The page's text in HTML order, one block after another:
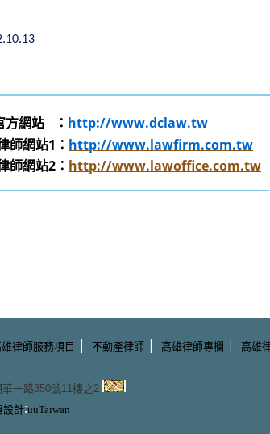
方網站 ： http://www.dclaw.tw
師網站1： http://www.lawfirm.com.tw
師網站2： http://www.lawoffice.com.tw
律師服務項目 | 不動產律師 | 高雄律師專欄 | 高雄
一路350號11樓之2
設計:uuTaiwan